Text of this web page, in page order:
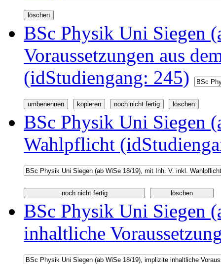
BSc Physik Uni Siegen
Voraussetzungen aus
(idStudiengang: 245)
BSc Physik Uni Siegen
Wahlpflicht
BSc Physik Uni Siegen
inhaltliche